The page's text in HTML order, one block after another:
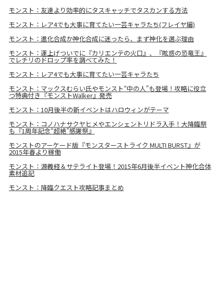
モンスト：友達より効率的にタスキャッチでタスカンする方法
モンスト：レア4でも大事に育てたい一芸キャラたち(フレイヤ編)
モンスト：進化合成か神化合成に迷ったら、まず神化を選ぶ理由
モンスト：運上げついでに『カリエンテの火口』、『眩惑の恐竜王』
でレチリのドロップ率を調べてみた！
モンスト：レア4でも大事に育てたい一芸キャラたち
モンスト：マックスむらい氏やモンスト“中の人”も登場！攻略に役立
つ特典付き『モンストWalker』発売
モンスト：10月後半の新イベントはハロウィンがテーマ
モンスト：コノハナサクヤヒメやエンシェントリドラ入手！大降臨祭
も『1周年記念“超絶”感謝祭』
モンストのアーケード版『モンスターストライク MULTI BURST』が
2015年春より稼働
モンスト：源義経＆サテライト登場！2015年6月後半イベント神化合体
素材追記
モンスト：降臨クエスト攻略記事まとめ